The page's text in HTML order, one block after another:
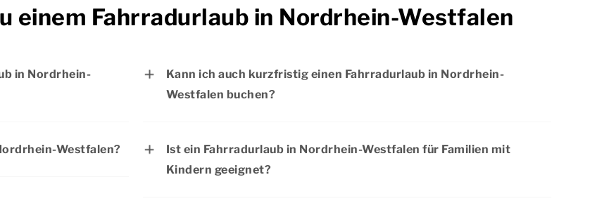
einem Fahrradurlaub in Nordrhein-Westfalen
in Nordrhein-
Kann ich auch kurzfristig einen Fahrradurlaub in Nordrhein-
Westfalen buchen?
Westfalen?
Ist ein Fahrradurlaub in Nordrhein-Westfalen für Familien mit
Kindern geeignet?